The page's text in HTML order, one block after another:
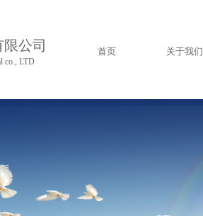
公司
co., LTD
首页 关于我们